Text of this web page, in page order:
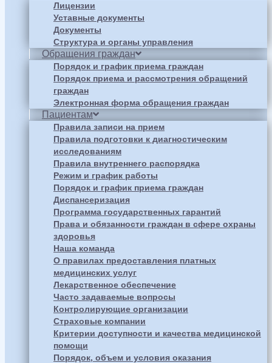
Лицензии
Уставные документы
Документы
Структура и органы управления
Обращения граждан
Порядок и график приема граждан
Порядок приема и рассмотрения обращений
граждан
Электронная форма обращения граждан
Пациентам
Правила записи на прием
Правила подготовки к диагностическим
исследованиям
Правила внутреннего распорядка
Режим и график работы
Порядок и график приема граждан
Диспансеризация
Программа государственных гарантий
Права и обязанности граждан в сфере охраны
здоровья
Наша команда
О правилах предоставления платных
медицинских услуг
Лекарственное обеспечение
Часто задаваемые вопросы
Контролирующие организации
Страховые компании
Критерии доступности и качества медицинской
помощи
Порядок, объем и условия оказания